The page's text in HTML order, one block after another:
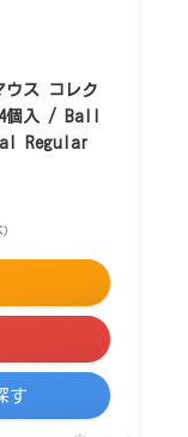
ウス コレク
個入 / Ball
Regular
す